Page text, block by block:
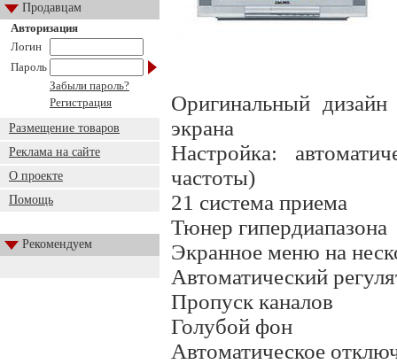
Продавцам
Авторизация
Логин
Пароль
Забыли пароль?
Регистрация
Размещение товаров
Реклама на сайте
О проекте
Помощь
Рекомендуем
Оригинальный
экрана
Настройка:
частоты)
21 система приема
Тюнер гипердиапазона
Экранное меню на
Автоматический
Пропуск каналов
Голубой фон
Автоматическое